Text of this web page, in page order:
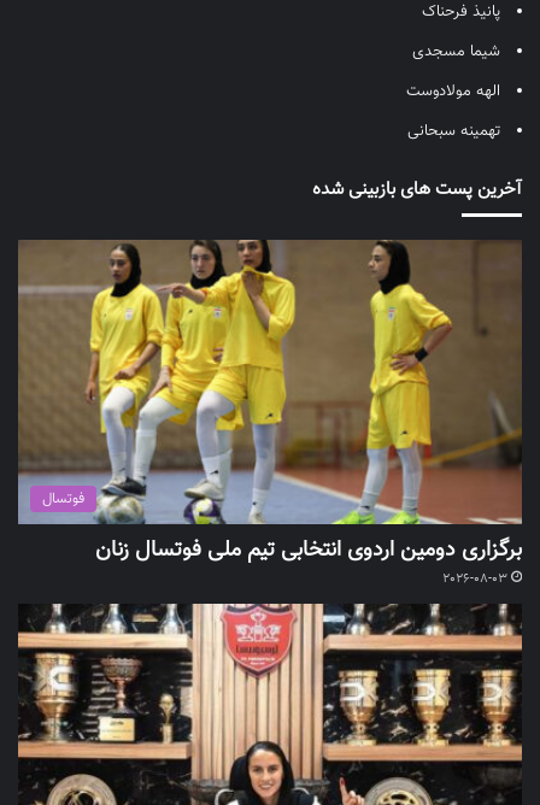
پانیذ فرحناک
شیما مسجدی
الهه مولادوست
تهمینه سبحانی
آخرین پست های بازبینی شده
فوتسال
برگزاری دومین اردوی انتخابی تیم ملی فوتسال زنان
2026-08-03